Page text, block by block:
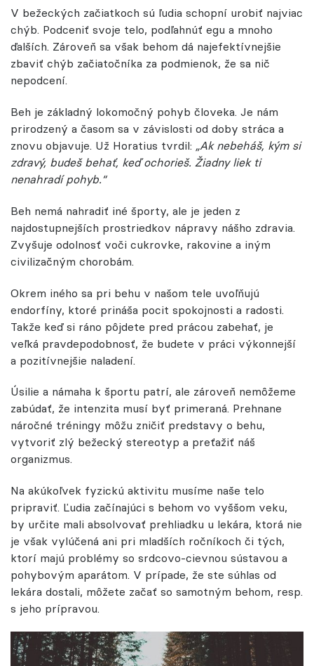
V bežeckých začiatkoch sú ľudia schopní urobiť najviac
chýb. Podceniť svoje telo, podľahnúť egu a mnoho
ďalších. Zároveň sa však behom dá najefektívnejšie
zbaviť chýb začiatočníka za podmienok, že sa nič
nepodcení.
Beh je základný lokomočný pohyb človeka. Je nám
prirodzený a časom sa v závislosti od doby stráca a
znovu objavuje. Už Horatius tvrdil: „Ak nebeháš, kým si
zdravý, budeš behať, keď ochorieš. Žiadny liek ti
nenahradí pohyb.“
Beh nemá nahradiť iné športy, ale je jeden z
najdostupnejších prostriedkov nápravy nášho zdravia.
Zvyšuje odolnosť voči cukrovke, rakovine a iným
civilizačným chorobám.
Okrem iného sa pri behu v našom tele uvoľňujú
endorfíny, ktoré prináša pocit spokojnosti a radosti.
Takže keď si ráno pôjdete pred prácou zabehať, je
veľká pravdepodobnosť, že budete v práci výkonnejší
a pozitívnejšie naladení.
Úsilie a námaha k športu patrí, ale zároveň nemôžeme
zabúdať, že intenzita musí byť primeraná. Prehnane
náročné tréningy môžu zničiť predstavy o behu,
vytvoriť zlý bežecký stereotyp a preťažiť náš
organizmus.
Na akúkoľvek fyzickú aktivitu musíme naše telo
pripraviť. Ľudia začínajúci s behom vo vyššom veku,
by určite mali absolvovať prehliadku u lekára, ktorá nie
je však vylúčená ani pri mladších ročníkoch či tých,
ktorí majú problémy so srdcovo-cievnou sústavou a
pohybovým aparátom. V prípade, že ste súhlas od
lekára dostali, môžete začať so samotným behom, resp.
s jeho prípravou.